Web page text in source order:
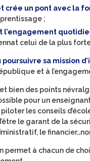
crée un pont avec la
;
l’engagement
celui de la plus
poursuivre sa mission
et à
bien des points
pour un
les conseils
le garant de la
le
permet à chacun de